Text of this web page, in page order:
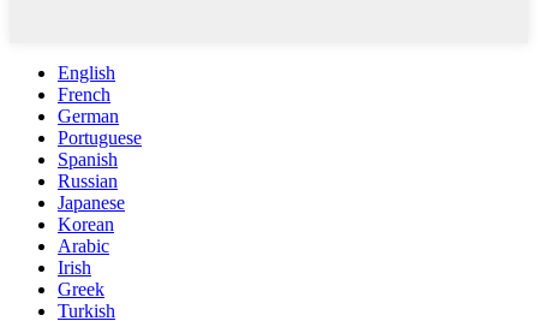
English
French
German
Portuguese
Spanish
Russian
Japanese
Korean
Arabic
Irish
Greek
Turkish